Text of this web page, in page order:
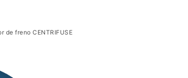
de freno CENTRIFUSE